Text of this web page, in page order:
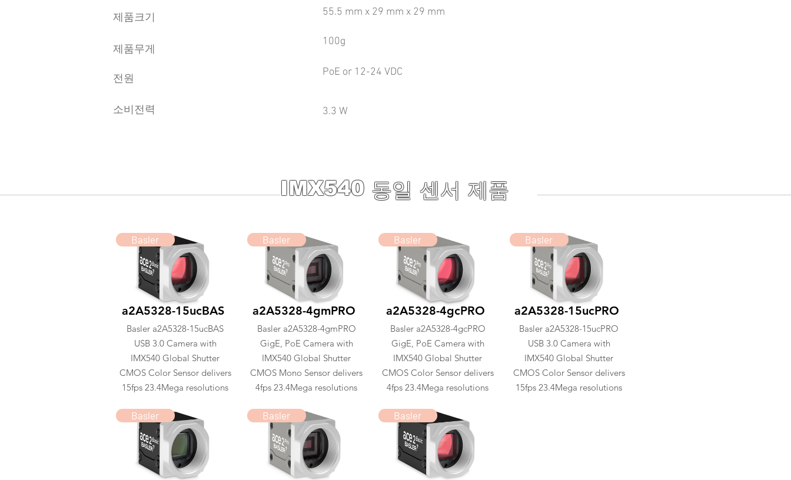
55.5 mm x 29 mm x 29 mm
100g
PoE or 12-24 VDC
제품크기
제품무게
전원
소비전력 3.3 W
동일 센서 제품
IMX540
Basler
a2A5328-15ucBAS
Basler a2A5328-15ucBAS
USB 3.0 Camera with
IMX540 Global Shutter
CMOS Color Sensor delivers
15fps 23.4Mega resolutions
Basler
Basler
a2A5328-4gmPRO
Basler a2A5328-4gmPRO
GigE, PoE Camera with
IMX540 Global Shutter
CMOS Mono Sensor delivers
4fps 23.4Mega resolutions
Basler
Basler
a2A5328-4gcPRO
Basler a2A5328-4gcPRO
GigE, PoE Camera with
IMX540 Global Shutter
CMOS Color Sensor delivers
4fps 23.4Mega resolutions
Basler
Basler
a2A5328-15ucPRO
Basler a2A5328-15ucPRO
USB 3.0 Camera with
IMX540 Global Shutter
CMOS Color Sensor delivers
15fps 23.4Mega resolutions